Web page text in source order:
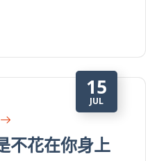
15
JUL
不花在你身上